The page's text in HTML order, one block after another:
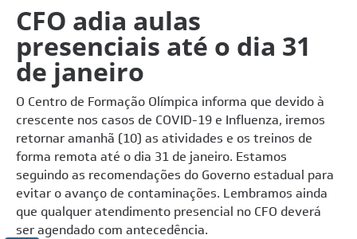
CFO adia aulas
presenciais até o dia 31
de janeiro
O Centro de Formação Olímpica informa que devido à
crescente nos casos de COVID-19 e Influenza, iremos
retornar amanhã (10) as atividades e os treinos de
forma remota até o dia 31 de janeiro. Estamos
seguindo as recomendações do Governo estadual para
evitar o avanço de contaminações. Lembramos ainda
que qualquer atendimento presencial no CFO deverá
ser agendado com antecedência.